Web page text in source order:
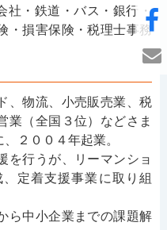
社・鉄道・バス・銀行・
・損害保険・税理士事務
、物流、小売販売業、税
業（全国３位）などさま
２００４年起業。
を行うが、リーマンショ
定着支援事業に取り組
ら中小企業までの課題解